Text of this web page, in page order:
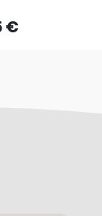
€ AU PANIER